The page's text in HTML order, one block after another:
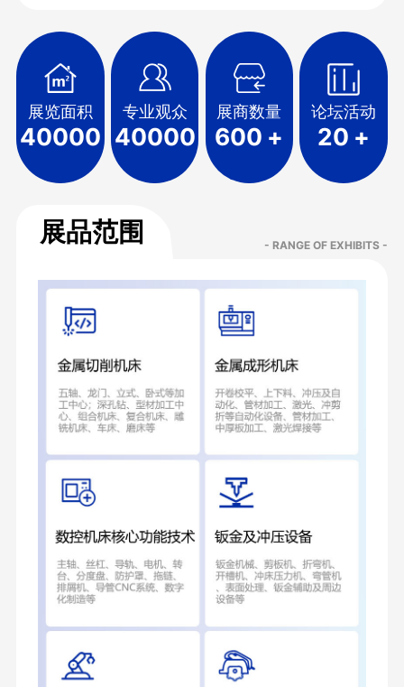
展览面积
40000
专业观众
40000
展商数量
600 +
论坛活动
20 +
展品范围 - RANGE OF EXHIBITS -